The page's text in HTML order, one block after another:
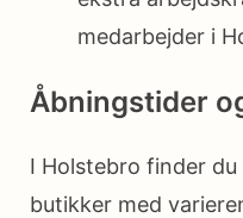
medarbejder i
Åbningstider
I Holstebro finder
butikker med